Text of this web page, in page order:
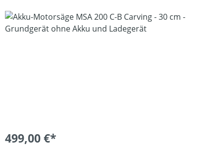
Bildergalerie überspringen
499,00 €*